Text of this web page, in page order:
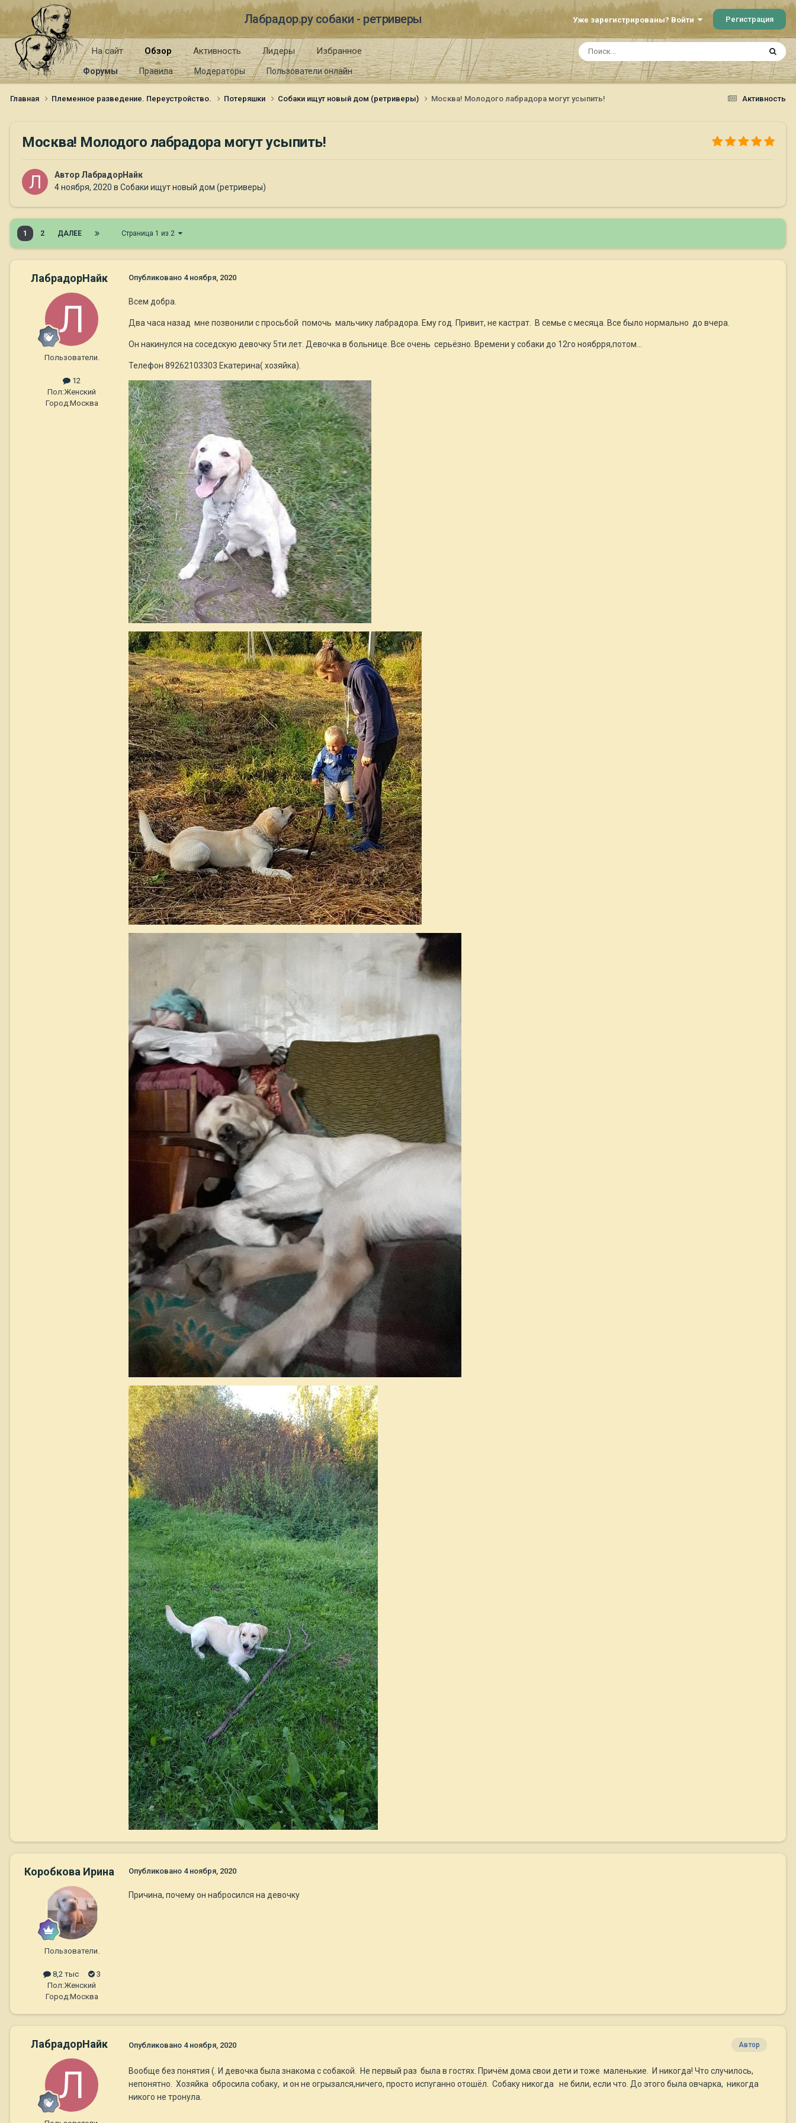
Лабрадор.ру собаки - ретриверы Уже зарегистрированы? Войти Регистрация
На сайт Обзор
Форумы Правила Модераторы Пользователи онлайн
Активность Лидеры Избранное
Активность
Главная Племенное разведение. Переустройство. Потеряшки Собаки ищут новый дом (ретриверы) Москва! Молодого лабрадора могут усыпить!
Москва! Молодого лабрадора могут усыпить!
Автор ЛабрадорНайк
4 ноября, 2020 в Собаки ищут новый дом (ретриверы)
1 2 ДАЛЕЕ Страница 1 из 2
ЛабрадорНайк
Пользователи.
12
Пол:Женский
Город:Москва
Опубликовано 4 ноября, 2020
Всем добра.
Два часа назад мне позвонили с просьбой помочь мальчику лабрадора. Ему год. Привит, не кастрат. В семье с месяца. Все было нормально до вчера.
Он накинулся на соседскую девочку 5ти лет. Девочка в больнице. Все очень серьёзно. Времени у собаки до 12го ноябрря,потом...
Телефон 89262103303 Екатерина( хозяйка).
Коробкова Ирина
Пользователи.
8,2 тыс
3
Пол:Женский
Город:Москва
Опубликовано 4 ноября, 2020
Причина, почему он набросился на девочку
ЛабрадорНайк Автор
Опубликовано 4 ноября, 2020
Вообще без понятия (. И девочка была знакома с собакой. Не первый раз была в гостях. Причём дома свои дети и тоже маленькие. И никогда! Что случилось,
непонятно. Хозяйка обросила собаку, и он не огрызался,ничего, просто испуганно отошёл. Собаку никогда не били, если что. До этого была овчарка, никогда
никого не тронула.